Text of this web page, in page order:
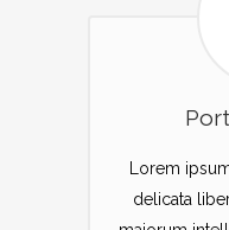
Lorem
delicata